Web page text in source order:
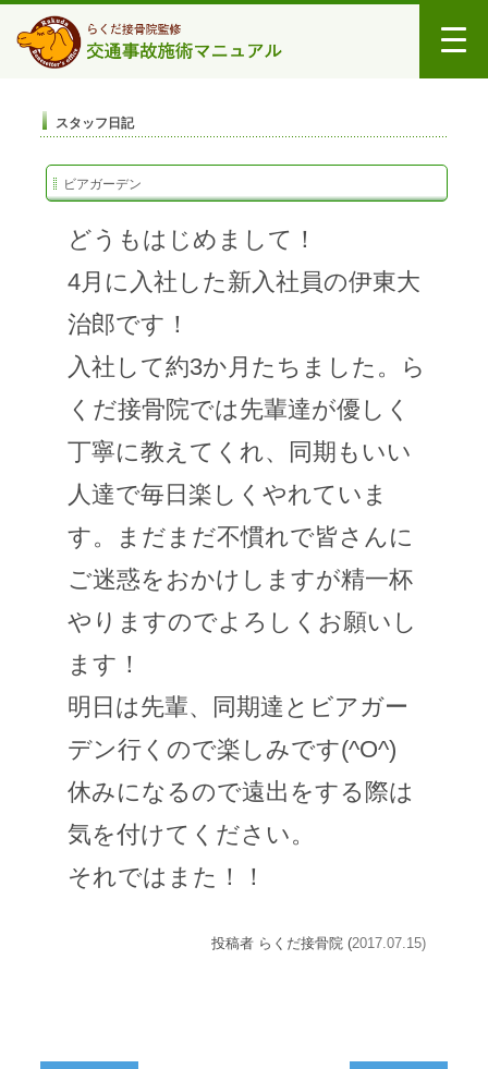
スタッフ日記
ビアガーデン
どうもはじめまして！
4月に入社した新入社員の伊東大
治郎です！
入社して約3か月たちました。ら
くだ接骨院では先輩達が優しく
丁寧に教えてくれ、同期もいい
人達で毎日楽しくやれていま
す。まだまだ不慣れで皆さんに
ご迷惑をおかけしますが精一杯
やりますのでよろしくお願いし
ます！
明日は先輩、同期達とビアガー
デン行くので楽しみです(^O^)
休みになるので遠出をする際は
気を付けてください。
それではまた！！
投稿者 らくだ接骨院 (2017.07.15)